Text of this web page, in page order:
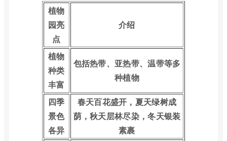
植物
园亮
点
介绍
植物
种类
丰富
包括热带、亚热带、温带等多
种植物
四季
景色
各异
春天百花盛开，夏天绿树成
荫，秋天层林尽染，冬天银装
素裹